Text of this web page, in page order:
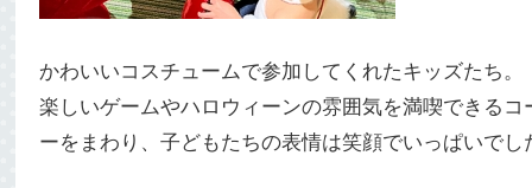
かわいいコスチュームで参加してくれたキッズたち。
楽しいゲームやハロウィーンの雰囲気を満喫できるコ
ーをまわり、子どもたちの表情は笑顔でいっぱいでし